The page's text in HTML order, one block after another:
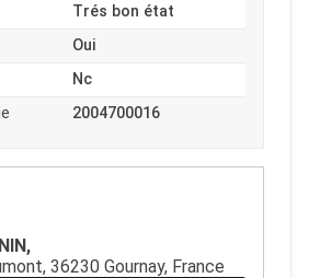
VERTS
Trés bon état
Oui
Nc
2004700016
36230 Gournay, France